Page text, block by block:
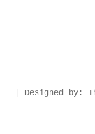
| Designed by: